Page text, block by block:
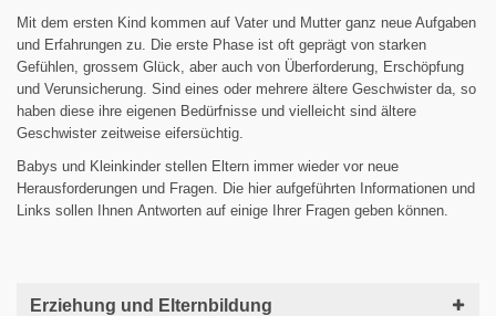
Mit dem ersten Kind kommen auf Vater und Mutter ganz neue Aufgaben
und Erfahrungen zu. Die erste Phase ist oft geprägt von starken
Gefühlen, grossem Glück, aber auch von Überforderung, Erschöpfung
und Verunsicherung. Sind eines oder mehrere ältere Geschwister da, so
haben diese ihre eigenen Bedürfnisse und vielleicht sind ältere
Geschwister zeitweise eifersüchtig.
Babys und Kleinkinder stellen Eltern immer wieder vor neue
Herausforderungen und Fragen. Die hier aufgeführten Informationen und
Links sollen Ihnen Antworten auf einige Ihrer Fragen geben können.
Erziehung und Elternbildung